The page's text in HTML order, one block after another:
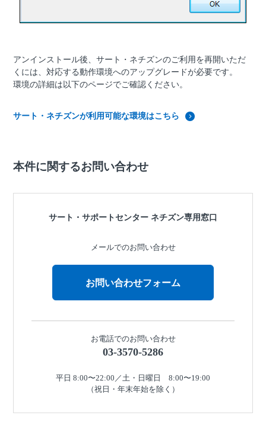
アンインストール後、サート・ネチズンのご利用を再開いただ
くには、対応する動作環境へのアップグレードが必要です。
環境の詳細は以下のページでご確認ください。
サート・ネチズンが利用可能な環境はこちら
本件に関するお問い合わせ
サート・サポートセンター ネチズン専用窓口
メールでのお問い合わせ
お問い合わせフォーム
お電話でのお問い合わせ
03-3570-5286
平日 8:00〜22:00／土・日曜日 8:00〜19:00
（祝日・年末年始を除く）